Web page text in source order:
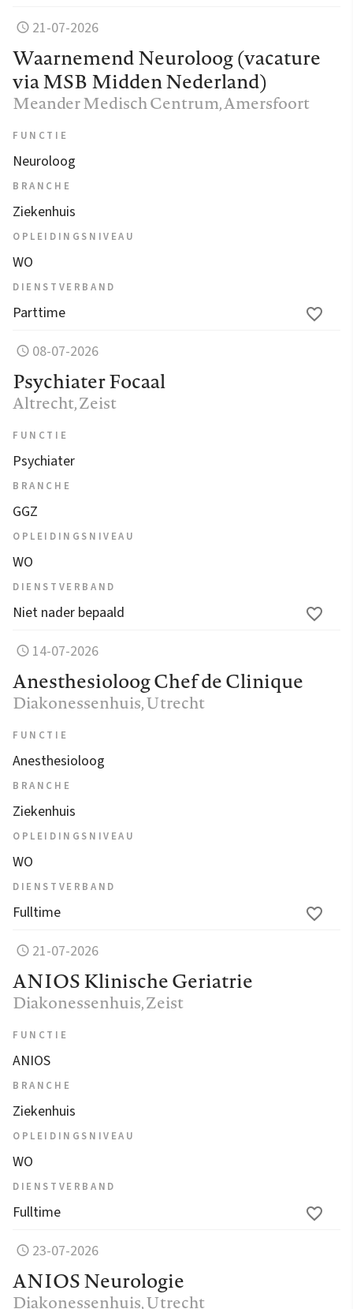
21-07-2026
Waarnemend Neuroloog (vacature
via MSB Midden Nederland)
Meander Medisch Centrum, Amersfoort
FUNCTIE
Neuroloog
BRANCHE
Ziekenhuis
OPLEIDINGSNIVEAU
WO
DIENSTVERBAND
Parttime
08-07-2026
Psychiater Focaal
Altrecht, Zeist
FUNCTIE
Psychiater
BRANCHE
GGZ
OPLEIDINGSNIVEAU
WO
DIENSTVERBAND
Niet nader bepaald
14-07-2026
Anesthesioloog Chef de Clinique
Diakonessenhuis, Utrecht
FUNCTIE
Anesthesioloog
BRANCHE
Ziekenhuis
OPLEIDINGSNIVEAU
WO
DIENSTVERBAND
Fulltime
21-07-2026
ANIOS Klinische Geriatrie
Diakonessenhuis, Zeist
FUNCTIE
ANIOS
BRANCHE
Ziekenhuis
OPLEIDINGSNIVEAU
WO
DIENSTVERBAND
Fulltime
23-07-2026
ANIOS Neurologie
Diakonessenhuis, Utrecht